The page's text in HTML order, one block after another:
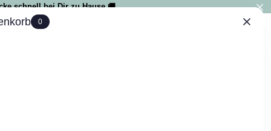
schnell bei Dir zu Hause 🚚
0